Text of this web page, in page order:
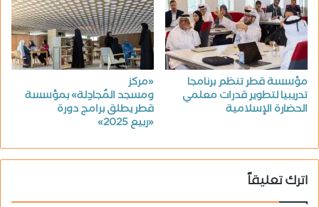
مؤسسة قطر تنظم برنامجا
تدريبيا لتطوير قدرات معلمي
الحضارة الإسلامية
«مركز
ومسجد المُجادِلة» بمؤسسة
قطر يطلق برامج دورة
«ربيع 2025»
اترك تعليقاً